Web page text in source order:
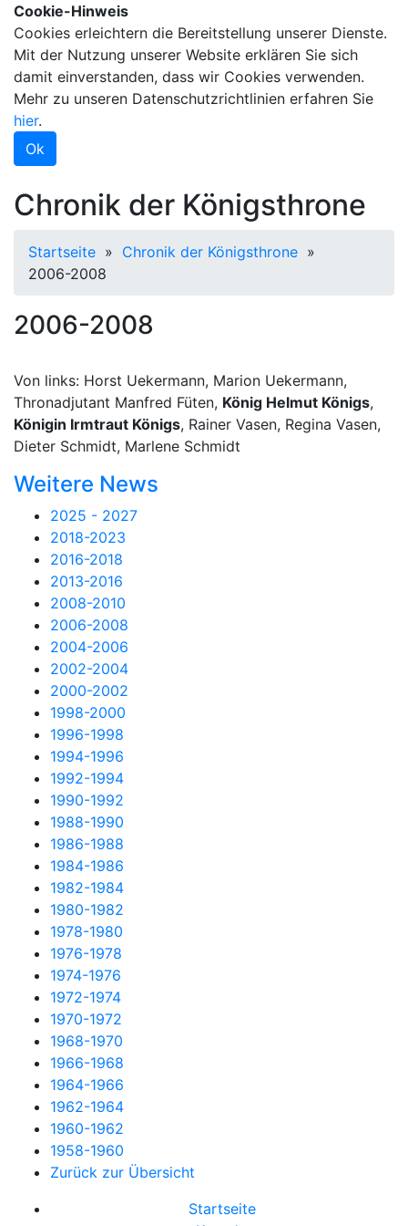
Cookie-Hinweis
Cookies erleichtern die Bereitstellung unserer Dienste.
Mit der Nutzung unserer Website erklären Sie sich
damit einverstanden, dass wir Cookies verwenden.
Mehr zu unseren Datenschutzrichtlinien erfahren Sie
hier.
Ok
Chronik der Königsthrone
Startseite » Chronik der Königsthrone »
2006-2008
2006-2008
Von links: Horst Uekermann, Marion Uekermann,
Thronadjutant Manfred Füten, König Helmut Königs,
Königin Irmtraut Königs, Rainer Vasen, Regina Vasen,
Dieter Schmidt, Marlene Schmidt
Weitere News
2025 - 2027
2018-2023
2016-2018
2013-2016
2008-2010
2006-2008
2004-2006
2002-2004
2000-2002
1998-2000
1996-1998
1994-1996
1992-1994
1990-1992
1988-1990
1986-1988
1984-1986
1982-1984
1980-1982
1978-1980
1976-1978
1974-1976
1972-1974
1970-1972
1968-1970
1966-1968
1964-1966
1962-1964
1960-1962
1958-1960
Zurück zur Übersicht
Startseite